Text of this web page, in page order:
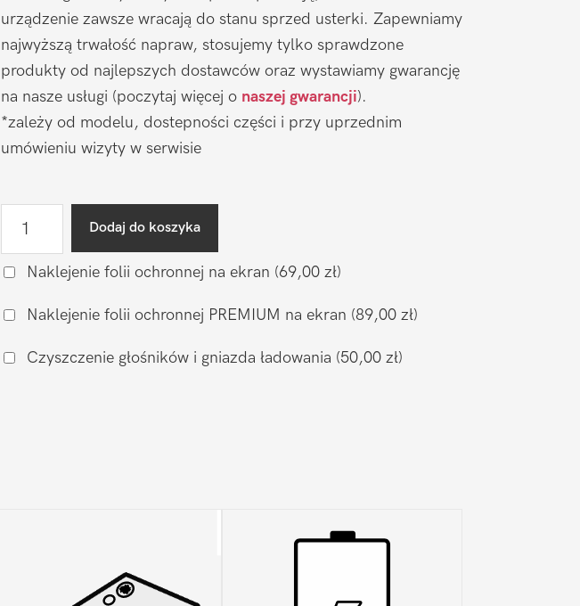
urządzenie zawsze wracają do stanu sprzed usterki. Zapewniamy
najwyższą trwałość napraw, stosujemy tylko sprawdzone
produkty od najlepszych dostawców oraz wystawiamy gwarancję
na nasze usługi (poczytaj więcej o naszej gwarancji).
*zależy od modelu, dostepności części i przy uprzednim
umówieniu wizyty w serwisie
wyświetlacza
Motorola
Dodaj do koszyka
Naklejenie folii ochronnej na ekran (69,00 zł)
Naklejenie folii ochronnej PREMIUM na ekran (89,00 zł)
Czyszczenie głośników i gniazda ładowania (50,00 zł)